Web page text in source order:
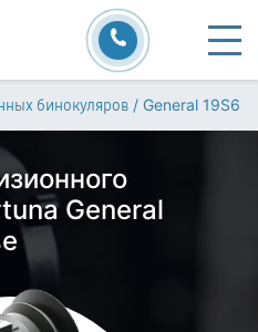
бинокуляров / General 19S6
General